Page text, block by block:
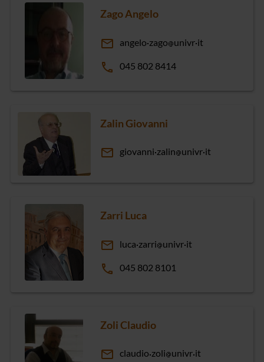
Zago Angelo
email angelo zago univr it
phone 045 802 8414
Zalin Giovanni
email giovanni zalin univr it
Zarri Luca
email luca zarri univr it
phone 045 802 8101
Zoli Claudio
email claudio zoli univr it